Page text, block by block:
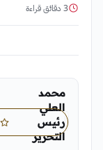
3 دقائق قراءة
محمد
العلي
رئيس
التحرير